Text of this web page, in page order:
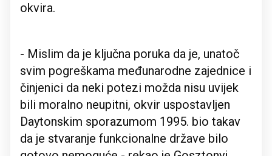
okvira.
- Mislim da je ključna poruka da je, unatoč
svim pogreškama međunarodne zajednice i
činjenici da neki potezi možda nisu uvijek
bili moralno neupitni, okvir uspostavljen
Daytonskim sporazumom 1995. bio takav
da je stvaranje funkcionalne države bilo